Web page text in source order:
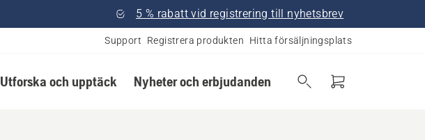
5 % rabatt vid registrering till nyhetsbrev
Support Registrera produkten Hitta försäljningsplats
Utforska och upptäck Nyheter och erbjudanden